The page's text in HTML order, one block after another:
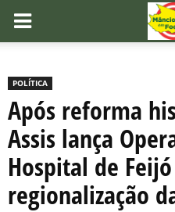
POLÍTICA
Após reforma
Assis lança
Hospital de
regionalização